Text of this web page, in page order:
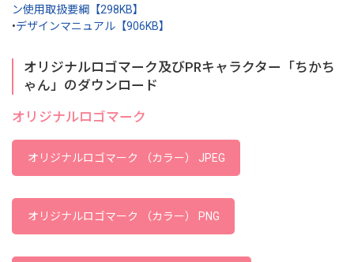
ン使用取扱要綱【298KB】
•デザインマニュアル【906KB】
オリジナルロゴマーク及びPRキャラクター「ちかち
ゃん」のダウンロード
オリジナルロゴマーク
オリジナルロゴマーク （カラー） JPEG
オリジナルロゴマーク （カラー） PNG